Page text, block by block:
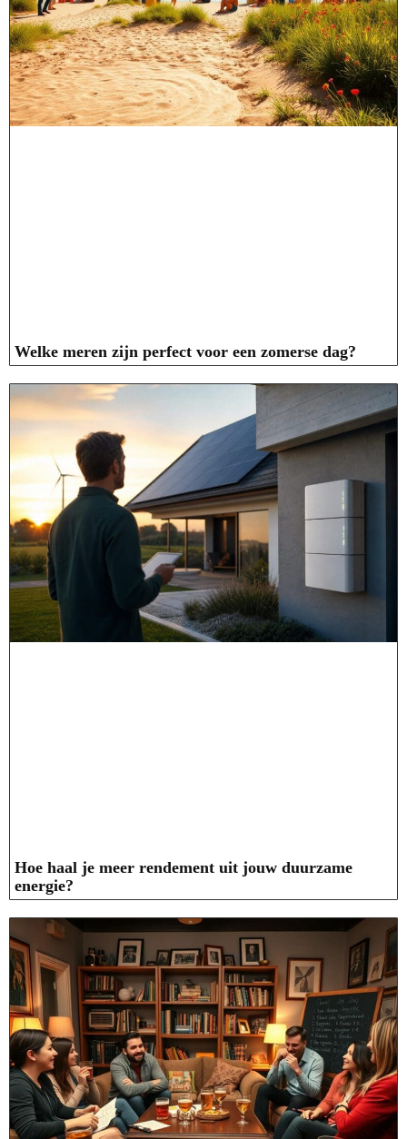
Welke meren zijn perfect voor een zomerse dag?
Hoe haal je meer rendement uit jouw duurzame
energie?